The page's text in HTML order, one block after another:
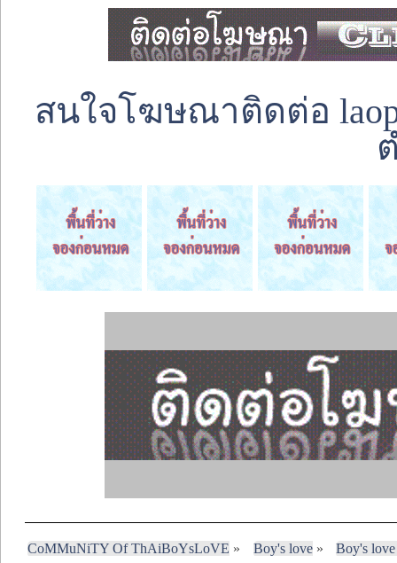
สนใจโฆษณาติดต่อ
CoMMuNiTY Of ThAiBoYsLoVE » Boy's love»
Boy's